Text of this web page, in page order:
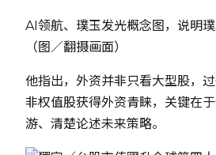
AI领航、璞玉发光概念图，说明
（图／翻摄画面）
他指出，外资并非只看大型股，
非权值股获得外资青睐，关键在
游、清楚论述未来策略。